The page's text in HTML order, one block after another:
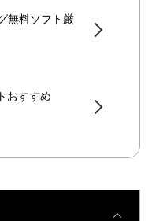
無料ソフト厳
おすすめ